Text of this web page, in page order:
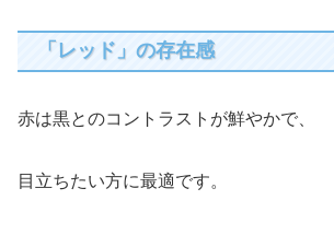
「レッド」の存在感
赤は黒とのコントラストが鮮やかで、
目立ちたい方に最適です。